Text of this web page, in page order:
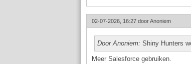
02-07-2026, 16:27 doorAnoniem
Door Anoniem: Shiny Hunters
Meer Salesforce gebruiken.